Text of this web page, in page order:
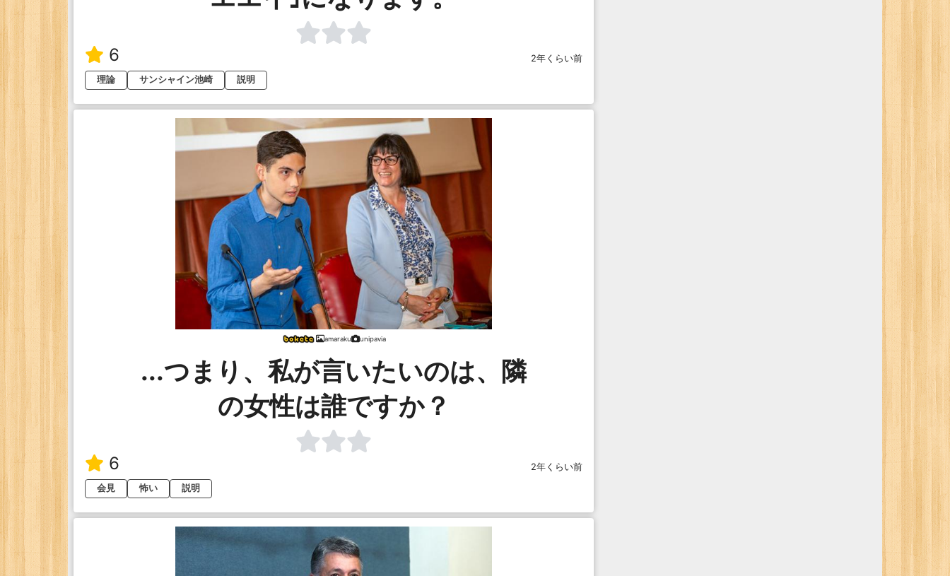
6
2年くらい前
理論
サンシャイン池崎 説明
amaraku unipavia
...つまり、私が言いたいのは、隣
の女性は誰ですか？
6
2年くらい前
会見
怖い 説明